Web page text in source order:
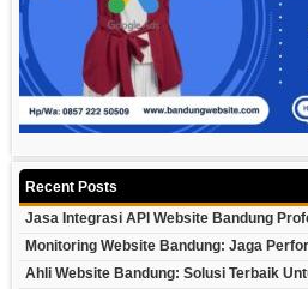
Recent Posts
Jasa Integrasi API Website Bandung
Monitoring Website Bandung: Jaga
Ahli Website Bandung: Solusi Terbaik